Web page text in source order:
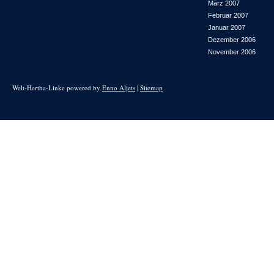
März 2007
Februar 2007
Januar 2007
Dezember 2006
November 2006
Welt-Hertha-Linke powered by Enno Aljets | Sitemap